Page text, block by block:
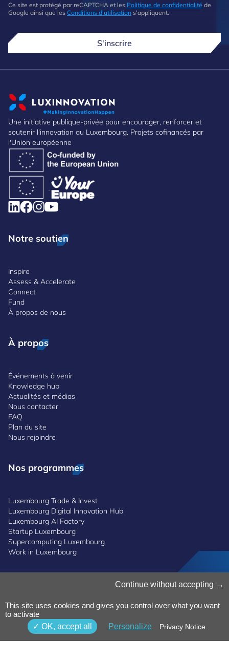
Ce site est protégé par reCAPTCHA et les Politique de confidentialité de
Google ainsi que les Conditions d'utilisation s'appliquent.
S'inscrire
Une initiative publique-privée pour encourager, renforcer et
soutenir l'innovation au Luxembourg. Projets cofinancés par
l'Union européenne
Notre soutien
Inspire
Assess & Accelerate
Connect
Fund
À propos de nous
À propos
Événements à venir
Knowledge hub
Actualités et médias
Nous contacter
FAQ
Plan du site
Nous rejoindre
Nos programmes
Luxembourg Trade & Invest
Luxembourg Digital Innovation Hub
Luxembourg AI Factory
Startup Luxembourg
Supercomputing Luxembourg
Work in Luxembourg
Notice de confidentialité
Conditions générales d’utilisation
Politique de lanceurs d'alerte
Accessibilité
Continue without accepting
This site uses cookies and gives you control over what you want
to activate
OK, accept all
Personalize Privacy Notice